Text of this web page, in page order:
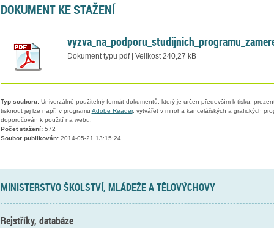
DOKUMENT KE STAŽENÍ
Dokument typu pdf | Velikost 240,27 kB
Typ souboru:Univerzálně použitelný formát dokumentů, který je určen především k tisku,
tisknout jej lze např. v programu Adobe Reader, vytvářet v mnoha kancelářských a grafických
doporučován k použití na webu.
Počet stažení:572
Soubor publikován:2014-05-21 13:15:24
MINISTERSTVO ŠKOLSTVÍ, MLÁDEŽE A TĚLOVÝCHOVY
Rejstříky, databáze